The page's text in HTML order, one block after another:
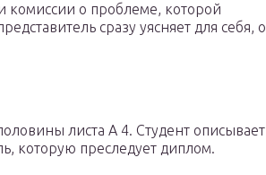
комиссии о проблеме, которой
сразу уясняет для себя, о
листа А 4. Студент описывает
которую преследует диплом.